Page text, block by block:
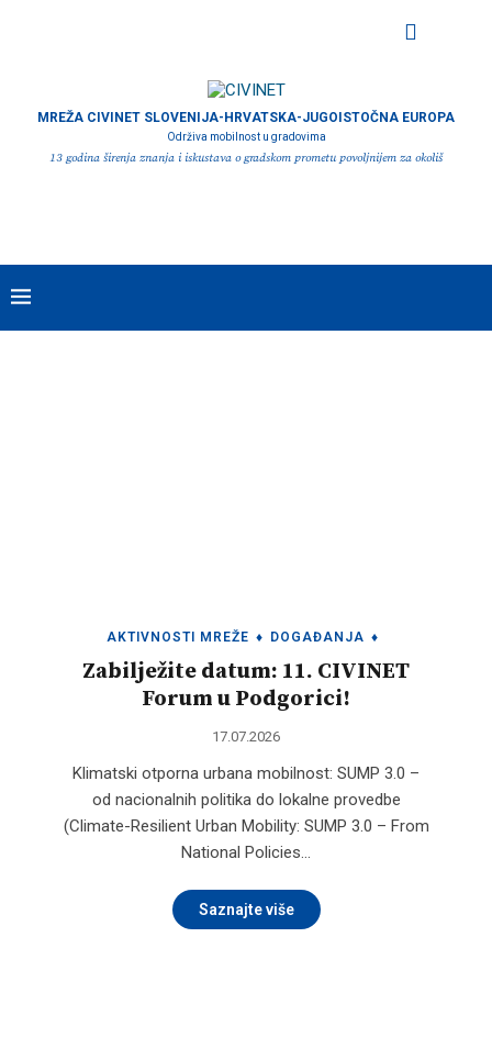
MREŽA CIVINET SLOVENIJA-HRVATSKA-JUGOISTOČNA EUROPA
Održiva mobilnost u gradovima
13 godina širenja znanja i iskustava o gradskom prometu povoljnijem za okoliš
AKTIVNOSTI MREŽE ♦ DOGAĐANJA ♦
Zabilježite datum: 11. CIVINET
Forum u Podgorici!
17.07.2026
Klimatski otporna urbana mobilnost: SUMP 3.0 –
od nacionalnih politika do lokalne provedbe
(Climate-Resilient Urban Mobility: SUMP 3.0 – From
National Policies…
Saznajte više